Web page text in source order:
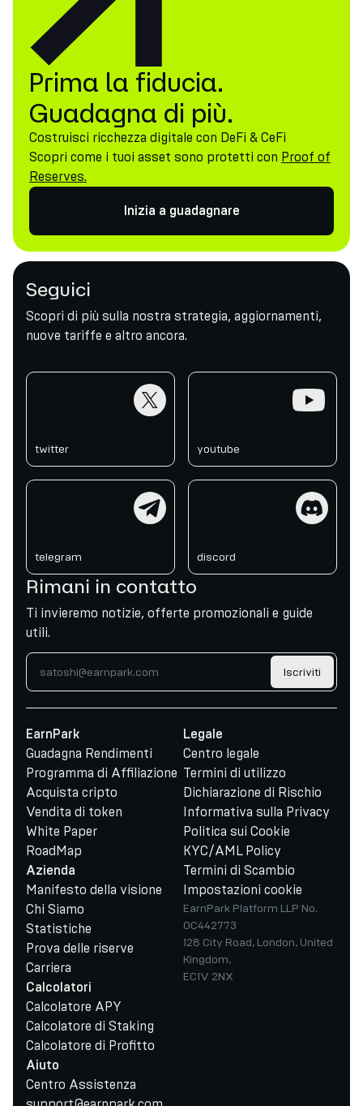
Prima la fiducia.
Guadagna di più.
Costruisci ricchezza digitale con DeFi & CeFi
Scopri come i tuoi asset sono protetti con Proof of
Reserves.
Inizia a guadagnare
Seguici
Scopri di più sulla nostra strategia, aggiornamenti,
nuove tariffe e altro ancora.
twitter youtube
telegram discord
Rimani in contatto
Ti invieremo notizie, offerte promozionali e guide
utili.
Iscriviti
EarnPark
Guadagna Rendimenti
Programma di Affiliazione
Acquista cripto
Vendita di token
White Paper
RoadMap
Azienda
Manifesto della visione
Chi Siamo
Statistiche
Prova delle riserve
Carriera
Calcolatori
Calcolatore APY
Calcolatore di Staking
Calcolatore di Profitto
Aiuto
Centro Assistenza
Legale
Centro legale
Termini di utilizzo
Dichiarazione di Rischio
Informativa sulla Privacy
Politica sui Cookie
KYC/AML Policy
Termini di Scambio
Impostazioni cookie
EarnPark Platform LLP No.
OC442773
128 City Road, London, United
Kingdom,
EC1V 2NX